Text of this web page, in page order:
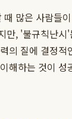
많은 사람들
만, '불규칙난시
의 질에 결정
해하는 것이